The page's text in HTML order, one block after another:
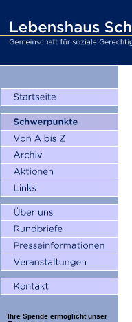
Ihre Spende ermöglicht unser